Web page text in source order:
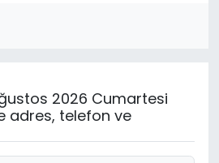
2026 Cumartesi
adres, telefon ve